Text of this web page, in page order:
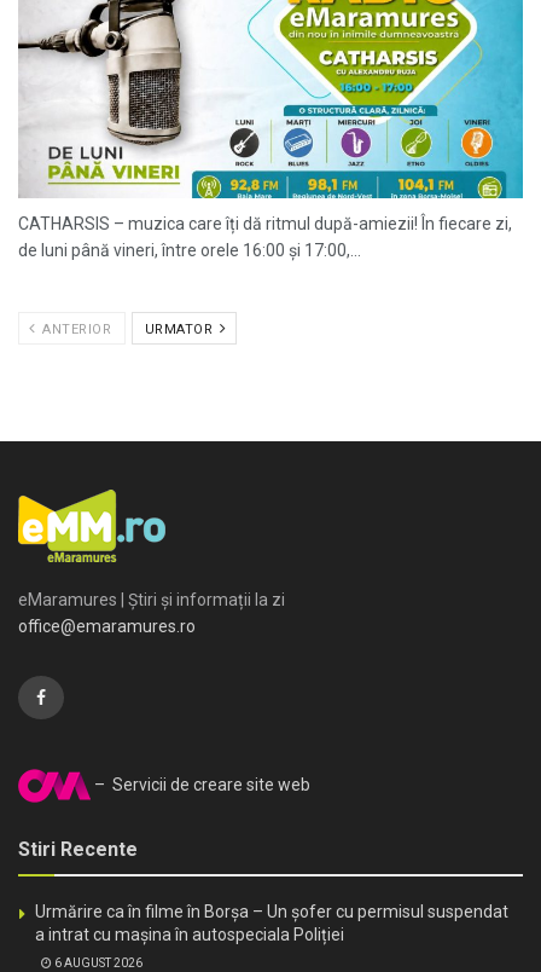
CATHARSIS – muzica care îți dă ritmul după-amiezii! În fiecare zi,
de luni până vineri, între orele 16:00 și 17:00,...
ANTERIOR URMATOR
eMaramures | Știri și informații la zi
office@emaramures.ro
– Servicii de creare site web
Stiri Recente
Urmărire ca în filme în Borșa – Un șofer cu permisul suspendat
a intrat cu mașina în autospeciala Poliției
6 AUGUST 2026